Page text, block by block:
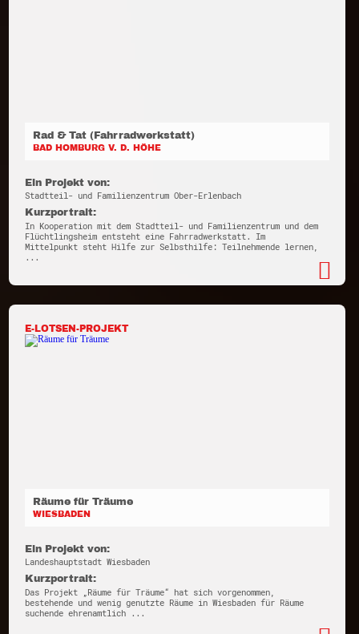
Rad & Tat (Fahrradwerkstatt)
BAD HOMBURG V. D. HÖHE
Ein Projekt von:
Stadtteil- und Familienzentrum Ober-Erlenbach
Kurzportrait:
In Kooperation mit dem Stadtteil- und Familienzentrum und dem
Flüchtlingsheim entsteht eine Fahrradwerkstatt. Im
Mittelpunkt steht Hilfe zur Selbsthilfe: Teilnehmende lernen,
...
E-LOTSEN-PROJEKT
Räume für Träume
WIESBADEN
Ein Projekt von:
Landeshauptstadt Wiesbaden
Kurzportrait:
Das Projekt „Räume für Träume“ hat sich vorgenommen,
bestehende und wenig genutzte Räume in Wiesbaden für Räume
suchende ehrenamtlich ...